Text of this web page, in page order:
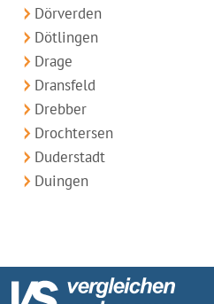
Dörverden
Dötlingen
Drage
Dransfeld
Drebber
Drochtersen
Duderstadt
Duingen